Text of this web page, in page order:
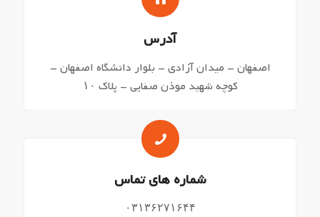
آدرس
اصفهان – میدان آزادی – بلوار دانشگاه اصفهان –
کوچه شهید موذن صفایی – پلاک ۱۰
شماره های تماس
۰۳۱۳۶۲۷۱۶۴۴